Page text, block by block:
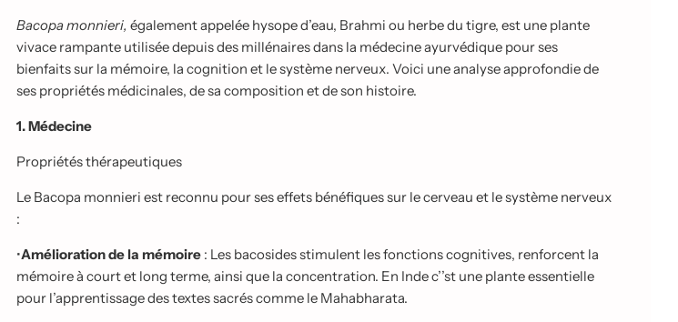
n
t
e
n
r
.
.
Bacopa monnieri, également appelée hysope d’eau, Brahmi ou herbe du tigre, est une plante
vivace rampante utilisée depuis des millénaires dans la médecine ayurvédique pour ses
bienfaits sur la mémoire, la cognition et le système nerveux. Voici une analyse approfondie de
ses propriétés médicinales, de sa composition et de son histoire.
1. Médecine
Propriétés thérapeutiques
Le Bacopa monnieri est reconnu pour ses effets bénéfiques sur le cerveau et le système nerveux
:
•Amélioration de la mémoire : Les bacosides stimulent les fonctions cognitives, renforcent la
mémoire à court et long terme, ainsi que la concentration. En Inde c’’st une plante essentielle
pour l’apprentissage des textes sacrés comme le Mahabharata.